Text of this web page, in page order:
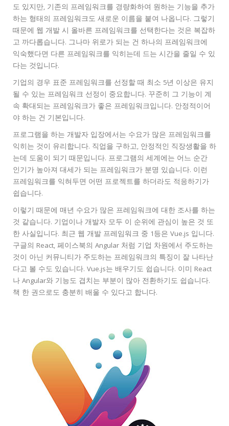
도 있지만, 기존의 프레임워크를 경량화하여 원하는 기능을 추가
하는 형태의 프레임워크도 새로운 이름을 붙여 나옵니다. 그렇기
때문에 웹 개발 시 올바른 프레임워크를 선택한다는 것은 복잡하
고 까다롭습니다. 그나마 위로가 되는 건 하나의 프레임워크에
익숙했다면 다른 프레임워크를 익히는데 드는 시간을 줄일 수 있
다는 것입니다.
기업의 경우 표준 프레임워크를 선정할 때 최소 5년 이상은 유지
될 수 있는 프레임워크 선정이 중요합니다. 꾸준히 그 기능이 계
속 확대되는 프레임워크가 좋은 프레임워크입니다. 안정적이어
야 하는 건 기본입니다.
프로그램을 하는 개발자 입장에서는 수요가 많은 프레임워크를
익히는 것이 유리합니다. 직업을 구하고, 안정적인 직장생활을 하
는데 도움이 되기 때문입니다. 프로그램의 세계에는 어느 순간
인기가 높아져 대세가 되는 프레임워크가 분명 있습니다. 이런
프레임워크를 익혀두면 어떤 프로젝트를 하더라도 적응하기가
쉽습니다.
이렇기 때문에 매년 수요가 많은 프레임워크에 대한 조사를 하는
것 같습니다. 기업이나 개발자 모두 이 순위에 관심이 높은 것 또
한 사실입니다. 최근 웹 개발 프레임워크 중 1등은 Vue.js 입니다.
구글의 React, 페이스북의 Angular 처럼 기업 차원에서 주도하는
것이 아닌 커뮤니티가 주도하는 프레임워크의 특징이 잘 나타난
다고 볼 수도 있습니다. Vue.js는 배우기도 쉽습니다. 이미 React
나 Angular와 기능도 겹치는 부분이 많아 전환하기도 쉽습니다.
책 한 권으로도 충분히 배울 수 있다고 합니다.